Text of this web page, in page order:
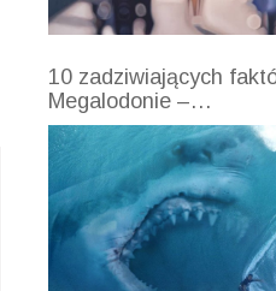
10 zadziwiających
Megalodonie –…